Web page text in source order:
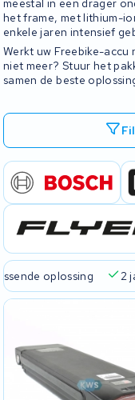
meestal in een drager
het frame, met lithium-
enkele jaren intensief
Werkt uw Freebike-
niet meer? Stuur het
samen de beste
oplossing 2